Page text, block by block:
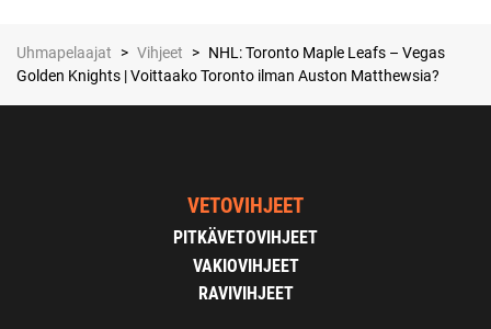
Uhmapelaajat > Vihjeet > NHL: Toronto Maple Leafs – Vegas
Golden Knights | Voittaako Toronto ilman Auston Matthewsia?
VETOVIHJEET
PITKÄVETOVIHJEET
VAKIOVIHJEET
RAVIVIHJEET